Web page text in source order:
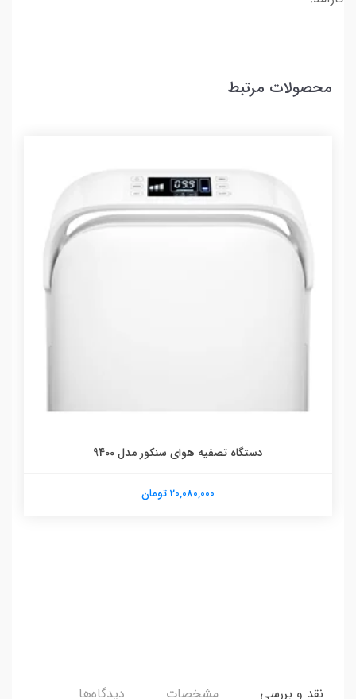
محصولات مرتبط
دستگاه تصفیه هوای سنکور مدل 9400
20,080,000 تومان
نقد و بررسی مشخصات دیدگاه‌ها